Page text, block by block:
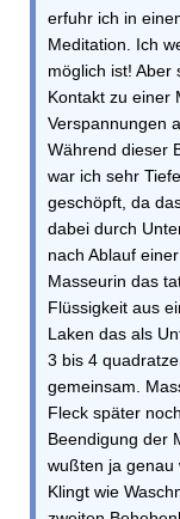
erfuhr ich in
Meditation. Ich
möglich ist! Aber
Kontakt zu einer
Verspannungen
Während dieser
war ich sehr
geschöpft, da
dabei durch
nach Ablauf
Masseurin das
Flüssigkeit aus
Laken das als
3 bis 4
gemeinsam.
Fleck später
Beendigung der
wußten ja genau
Klingt wie